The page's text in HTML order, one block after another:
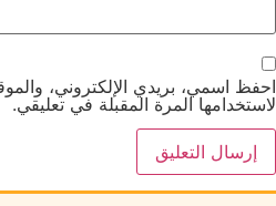
احفظ اسمي، بريدي الإلكتروني،
لاستخدامها المرة المقبلة في تعليقي.